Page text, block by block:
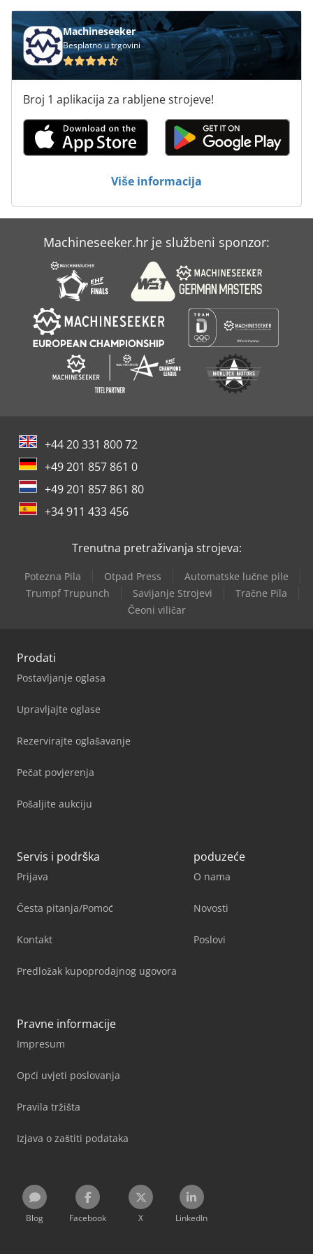
Strojevi Za Pvc Stolariju
Strojevi Za Savijanje Cijevi
Strojevi Za Tisak
Strojevi Za Čarape
Strojevi Za Čišćenje
Machineseeker
Besplatno u trgovini
Broj 1 aplikacija za rabljene strojeve!
Više informacija
Machineseeker.hr je službeni sponzor:
+44 20 331 800 72
+49 201 857 861 0
+49 201 857 861 80
+34 911 433 456
Trenutna pretraživanja strojeva:
Potezna Pila Otpad Press
Automatske lučne pile
Trumpf Trupunch
Savijanje Strojevi
Tračne Pila
Čeoni viličar
Prodati
Postavljanje oglasa
Upravljajte oglase
Rezervirajte oglašavanje
Pečat povjerenja
Pošaljite aukciju
Servis i podrška
Prijava
Česta pitanja/Pomoć
Kontakt
Predložak kupoprodajnog ugovora
poduzeće
O nama
Novosti
Poslovi
Pravne informacije
Impresum
Opći uvjeti poslovanja
Pravila tržišta
Izjava o zaštiti podataka
Blog Facebook X LinkedIn